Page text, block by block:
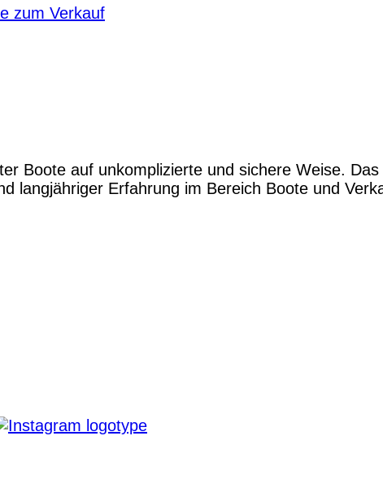
zum Verkauf
Boote auf unkomplizierte und sichere Weise.
langjähriger Erfahrung im Bereich Boote und